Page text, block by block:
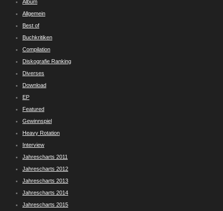
Album
Allgemein
Best of
Buchkritiken
Compilation
Diskografie Ranking
Diverses
Download
EP
Featured
Gewinnspiel
Heavy Rotation
Interview
Jahrescharts 2011
Jahrescharts 2012
Jahrescharts 2013
Jahrescharts 2014
Jahrescharts 2015